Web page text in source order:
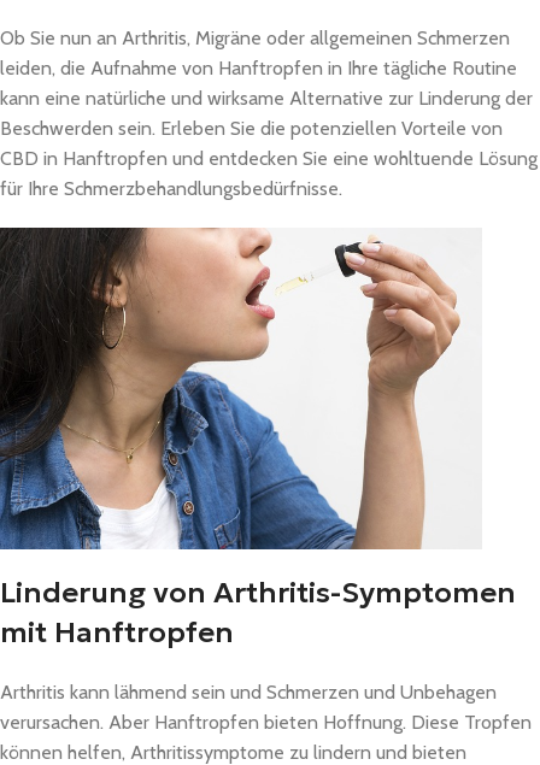
Ob Sie nun an Arthritis, Migräne oder allgemeinen Schmerzen
leiden, die Aufnahme von Hanftropfen in Ihre tägliche Routine
kann eine natürliche und wirksame Alternative zur Linderung der
Beschwerden sein. Erleben Sie die potenziellen Vorteile von
CBD in Hanftropfen und entdecken Sie eine wohltuende Lösung
für Ihre Schmerzbehandlungsbedürfnisse.
Linderung von Arthritis-Symptomen
mit Hanftropfen
Arthritis kann lähmend sein und Schmerzen und Unbehagen
verursachen. Aber Hanftropfen bieten Hoffnung. Diese Tropfen
können helfen, Arthritissymptome zu lindern und bieten